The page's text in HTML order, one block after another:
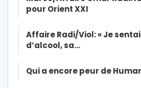
pour Orient XXI
Affaire Radi/Viol: « Je
d’alcool, sa…
Qui a encore peur de